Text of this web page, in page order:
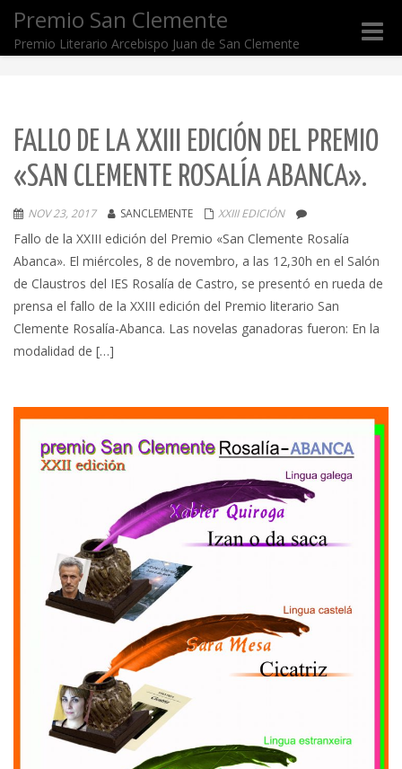
Premio San Clemente
Premio Literario Arcebispo Juan de San Clemente
Toggle
FALLO DE LA XXIII EDICIÓN DEL PREMIO
«SAN CLEMENTE ROSALÍA ABANCA».
NOV 23, 2017 SANCLEMENTE XXIII EDICIÓN
Fallo de la XXIII edición del Premio «San Clemente Rosalía
Abanca». El miércoles, 8 de novembro, a las 12,30h en el Salón
de Claustros del IES Rosalía de Castro, se presentó en rueda de
prensa el fallo de la XXIII edición del Premio literario San
Clemente Rosalía-Abanca. Las novelas ganadoras fueron: En la
modalidad de […]